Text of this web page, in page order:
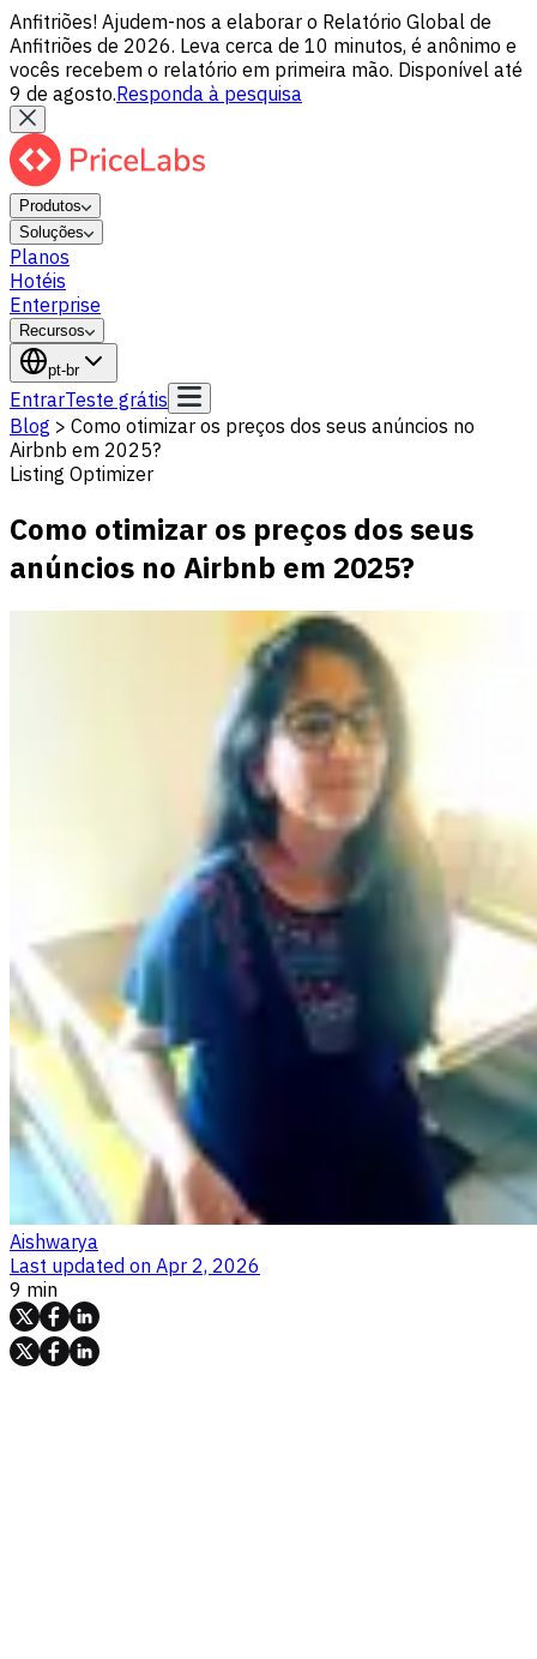
Anfitriões! Ajudem-nos a elaborar o Relatório Global de
Anfitriões de 2026. Leva cerca de 10 minutos, é anônimo e
vocês recebem o relatório em primeira mão. Disponível até
9 de agosto.Responda à pesquisa
Produtos
Soluções
Planos
Hotéis
Enterprise
Recursos
pt-br
EntrarTeste grátis
Blog > Como otimizar os preços dos seus anúncios no
Airbnb em 2025?
Listing Optimizer
Como otimizar os preços dos seus
anúncios no Airbnb em 2025?
Aishwarya
Last updated on Apr 2, 2026
9 min